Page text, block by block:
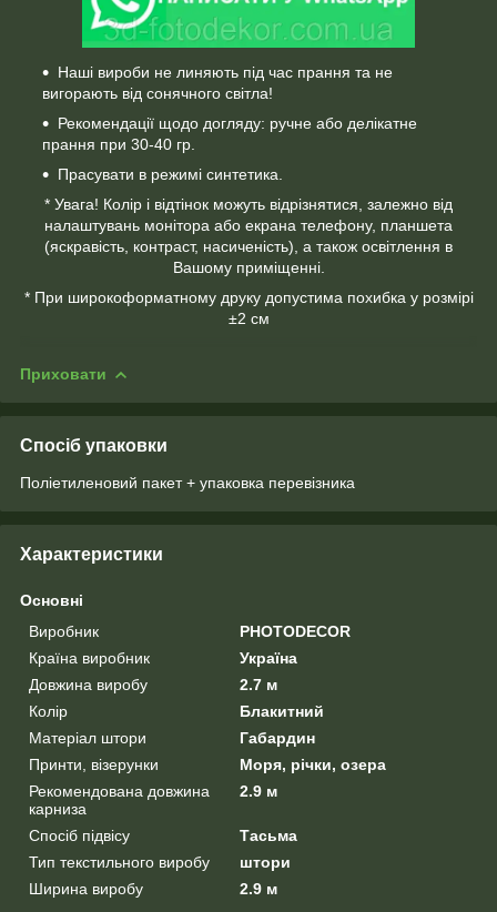
Наші вироби не линяють під час прання та не
вигорають від сонячного світла!
Рекомендації щодо догляду: ручне або делікатне
прання при 30-40 гр.
Прасувати в режимі синтетика.
* Увага! Колір і відтінок можуть відрізнятися, залежно від
налаштувань монітора або екрана телефону, планшета
(яскравість, контраст, насиченість), а також освітлення в
Вашому приміщенні.
* При широкоформатному друку допустима похибка у розмірі
±2 см
Приховати
Спосіб упаковки
Поліетиленовий пакет + упаковка перевізника
Характеристики
Основні
Виробник
PHOTODECOR
Країна виробник
Україна
Довжина виробу
2.7 м
Колір
Блакитний
Матеріал штори
Габардин
Принти, візерунки
Моря, річки, озера
Рекомендована довжина
карниза
2.9 м
Спосіб підвісу
Тасьма
Тип текстильного виробу
штори
Ширина виробу
2.9 м